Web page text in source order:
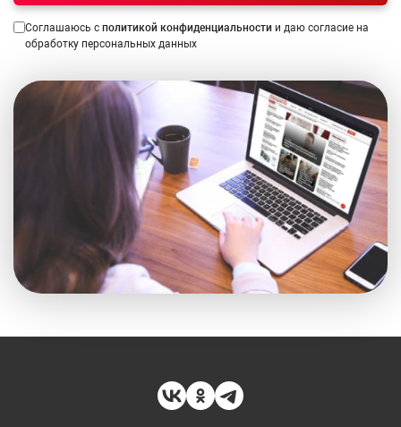
Соглашаюсь с политикой конфиденциальности и даю согласие на
обработку персональных данных